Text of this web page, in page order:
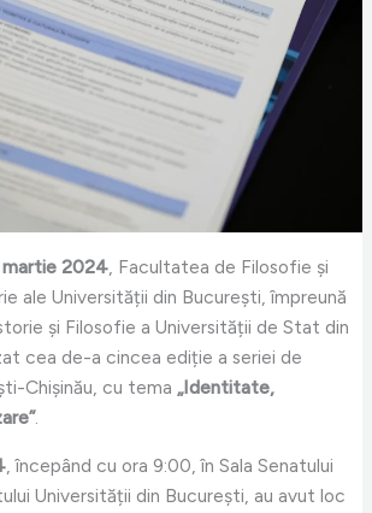
martie 2024 , Facultatea de Filosofie și
ale Universității din București, împreună
și Filosofie a Universității de Stat din
cea de-a cincea ediție a seriei de
Chișinău, cu tema „Identitate,
.
, începând cu ora 9:00, în Sala Senatului
Universității din București, au avut loc